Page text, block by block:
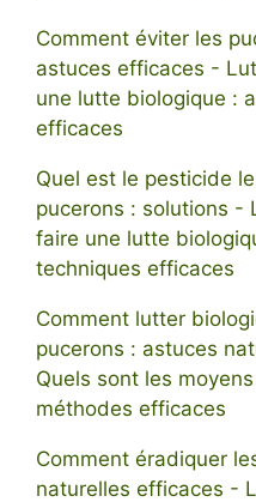
Comment éviter les
astuces efficaces -
une lutte biologique :
efficaces
Quel est le pesticide
pucerons : solutions -
faire une lutte
techniques efficaces
Comment lutter
pucerons : astuces
Quels sont les
méthodes efficaces
Comment éradiquer
naturelles efficaces -